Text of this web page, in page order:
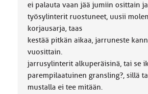
k
a
ei palauta vaan jää jumiin osittain
työsylinterit ruostuneet, uusii
korjausarja, taas
kestää pitkän aikaa, jarruneste
vuosittain.
jarrusylinterit alkuperäisinä, tai se
parempilaatuinen gransling?, sillä
mustalla ei tee mitään.